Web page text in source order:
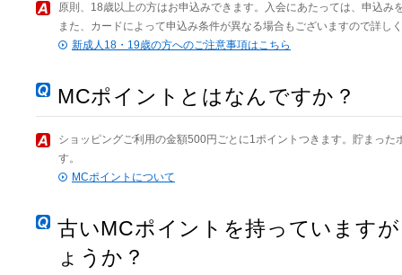
原則、18歳以上の方はお申込みできます。入会にあたっては、申込み
また、カードによって申込み条件が異なる場合もございますので詳し
新成人18・19歳の方へのご注意事項はこちら
MCポイントとはなんですか？
ショッピングご利用の金額500円ごとに1ポイントつきます。貯まっ
す。
MCポイントについて
古いMCポイントを持っています
ょうか？